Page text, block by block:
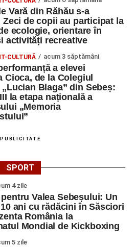
Vară din Răhău s-a
Zeci de copii au participat la
ecologie, orientare în
activități recreative
CULTURĂ acum 3 săptămâni
a elevei
Cioca, de la Colegiul
Blaga” din Sebeș:
la etapa națională a
„Memoria
PUBLICITATE
SPORT
4 zile
Valea Sebeșului: Un
ani cu rădăcini în Săsciori
România la
Mondial de Kickboxing
5 zile